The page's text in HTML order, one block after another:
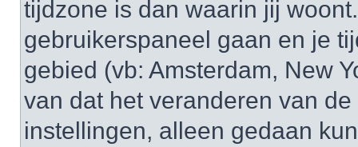
tijdzone is dan waarin jij
gebruikerspaneel gaan en je
gebied (vb: Amsterdam, New
van dat het veranderen van
instellingen, alleen gedaan